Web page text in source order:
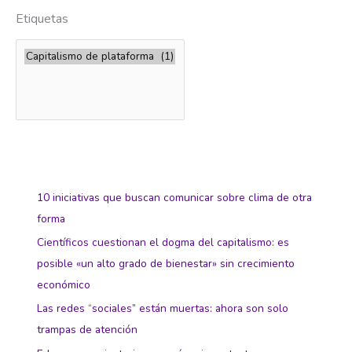
Etiquetas
10 iniciativas que buscan comunicar sobre clima de otra
forma
Científicos cuestionan el dogma del capitalismo: es
posible «un alto grado de bienestar» sin crecimiento
económico
Las redes “sociales” están muertas: ahora son solo
trampas de atención